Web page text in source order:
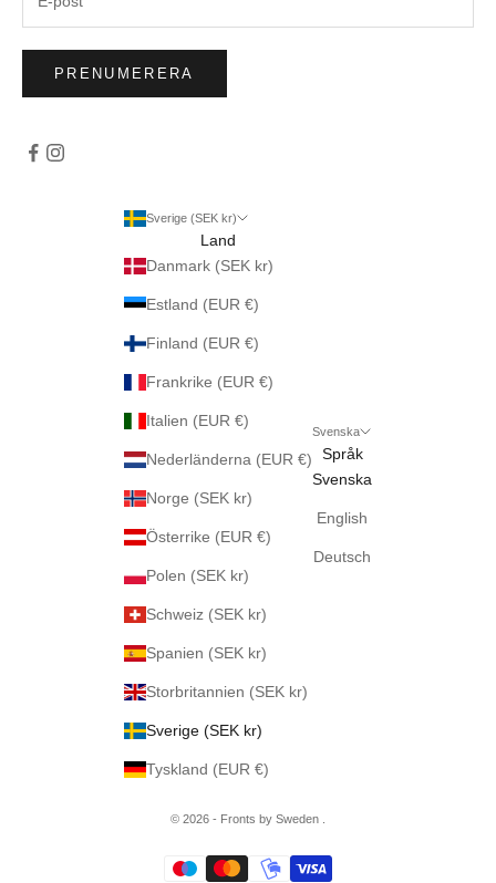
PRENUMERERA
Sverige (SEK kr)
Land
Danmark (SEK kr)
Estland (EUR €)
Finland (EUR €)
Frankrike (EUR €)
Italien (EUR €)
Nederländerna (EUR €)
Norge (SEK kr)
Österrike (EUR €)
Polen (SEK kr)
Schweiz (SEK kr)
Spanien (SEK kr)
Storbritannien (SEK kr)
Sverige (SEK kr)
Tyskland (EUR €)
Svenska
Språk
Svenska
English
Deutsch
© 2026 - Fronts by Sweden .